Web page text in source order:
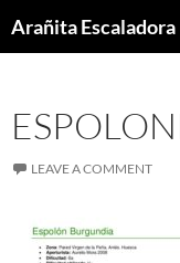
toArañita Escaladora
LEAVE A COMMENT